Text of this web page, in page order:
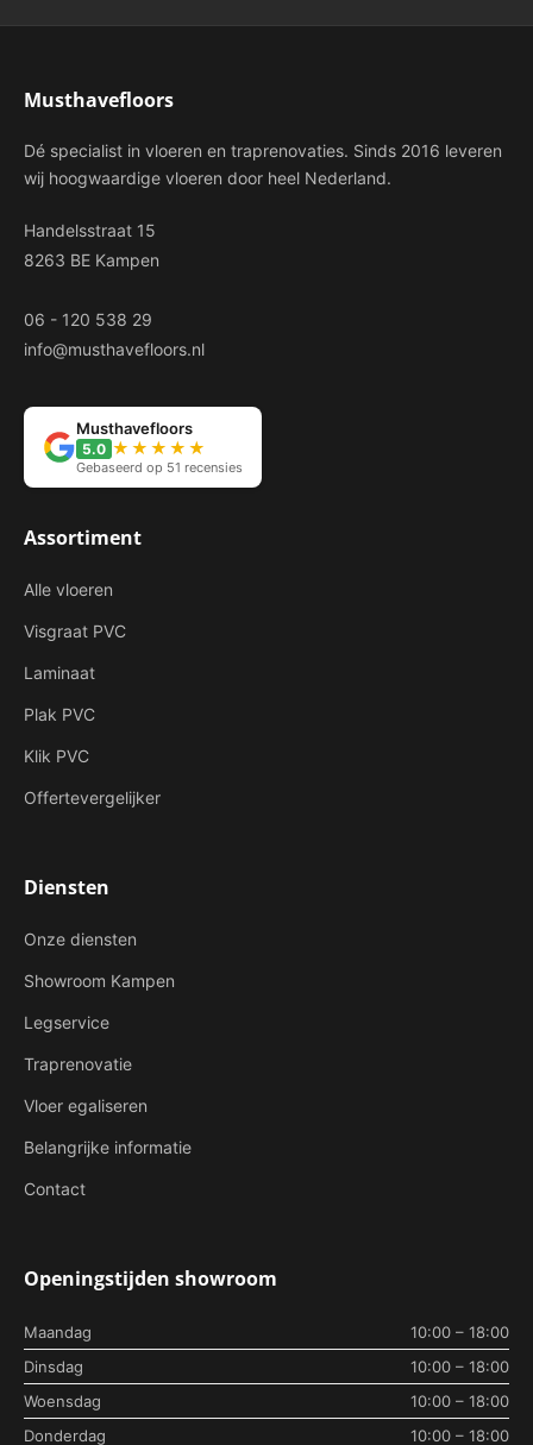
Musthavefloors
Dé specialist in vloeren en traprenovaties. Sinds 2016 leveren
wij hoogwaardige vloeren door heel Nederland.
Handelsstraat 15
8263 BE Kampen
06 - 120 538 29
info@musthavefloors.nl
Musthavefloors
5.0 ★★★★★
Gebaseerd op 51 recensies
Assortiment
Alle vloeren
Visgraat PVC
Laminaat
Plak PVC
Klik PVC
Offertevergelijker
Diensten
Onze diensten
Showroom Kampen
Legservice
Traprenovatie
Vloer egaliseren
Belangrijke informatie
Contact
Openingstijden showroom
Maandag
10:00 – 18:00
Dinsdag
10:00 – 18:00
Woensdag
10:00 – 18:00
Donderdag
10:00 – 18:00